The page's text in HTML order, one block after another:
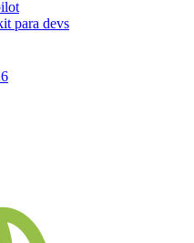
para devs